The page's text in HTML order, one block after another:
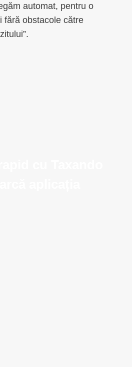
automat, pentru o
fără obstacole către